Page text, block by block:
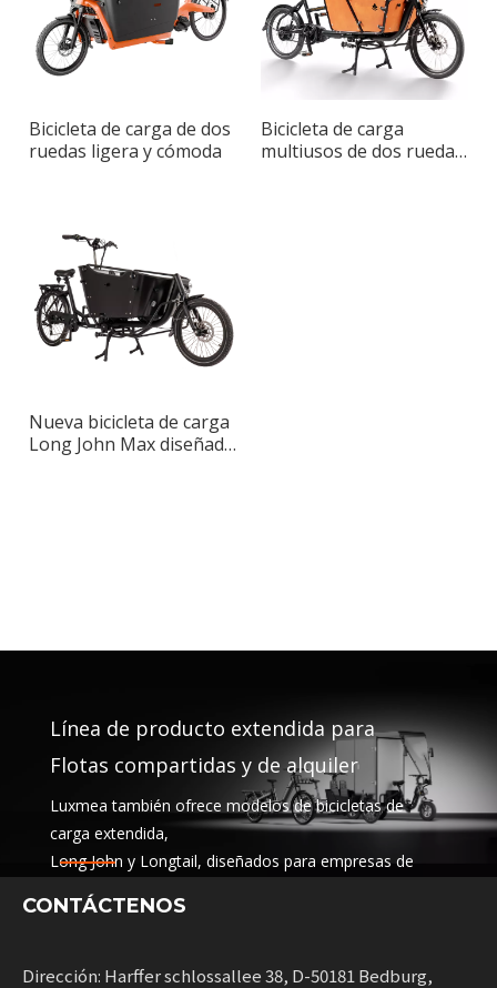
Bicicleta de carga de dos
ruedas ligera y cómoda
Bicicleta de carga
multiusos de dos ruedas
Nueva bicicleta de carga
Long John Max diseñada
Línea de producto extendida para
Flotas compartidas y de alquiler
Luxmea también ofrece modelos de bicicletas de
carga extendida,
Long John y Longtail, diseñados para empresas de
logística,
Servicios compartidos y alquiler de flotas. Estas
con flexibilidad para las empresas que escalan la
CONTÁCTENOS
Dirección: Harffer schlossallee 38, D-50181 Bedburg,